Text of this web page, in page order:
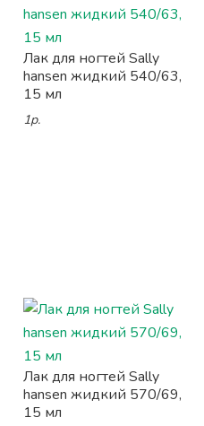
Лак для ногтей Sally
hansen жидкий 540/63,
15 мл
1р.
Лак для ногтей Sally
hansen жидкий 570/69,
15 мл